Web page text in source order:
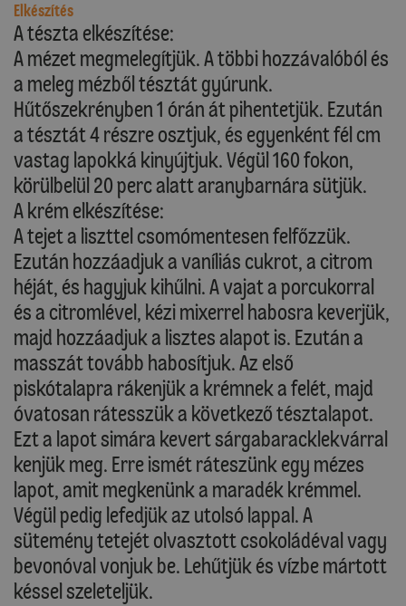
Elkészítés
A tészta elkészítése:
A mézet megmelegítjük. A többi hozzávalóból és
a meleg mézből tésztát gyúrunk.
Hűtőszekrényben 1 órán át pihentetjük. Ezután
a tésztát 4 részre osztjuk, és egyenként fél cm
vastag lapokká kinyújtjuk. Végül 160 fokon,
körülbelül 20 perc alatt aranybarnára sütjük.
A krém elkészítése:
A tejet a liszttel csomómentesen felfőzzük.
Ezután hozzáadjuk a vaníliás cukrot, a citrom
héját, és hagyjuk kihűlni. A vajat a porcukorral
és a citromlével, kézi mixerrel habosra keverjük,
majd hozzáadjuk a lisztes alapot is. Ezután a
masszát tovább habosítjuk. Az első
piskótalapra rákenjük a krémnek a felét, majd
óvatosan rátesszük a következő tésztalapot.
Ezt a lapot simára kevert sárgabaracklekvárral
kenjük meg. Erre ismét ráteszünk egy mézes
lapot, amit megkenünk a maradék krémmel.
Végül pedig lefedjük az utolsó lappal. A
sütemény tetejét olvasztott csokoládéval vagy
bevonóval vonjuk be. Lehűtjük és vízbe mártott
késsel szeleteljük.